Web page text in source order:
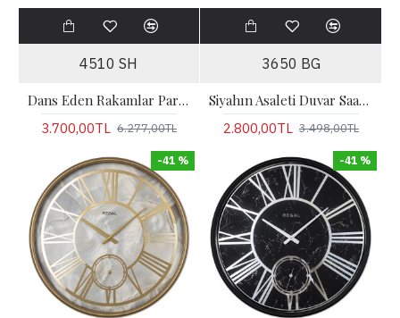
4510 SH
Dans Eden Rakamlar Parlak Metal Duvar Saati
3.700,00TL 6.277,00TL
3650 BG
Siyahın Asaleti Duvar Saati | Siyah/Gold
2.800,00TL 3.498,00TL
-41 % -41 %